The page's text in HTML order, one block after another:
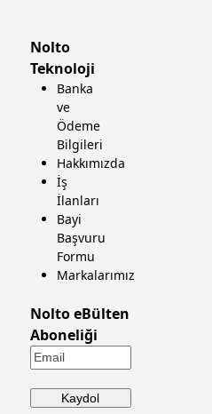
Nolto
Teknoloji
Banka
ve
Ödeme
Bilgileri
Hakkımızda
İş
İlanları
Bayi
Başvuru
Formu
Markalarımız
Nolto eBülten
Aboneliği